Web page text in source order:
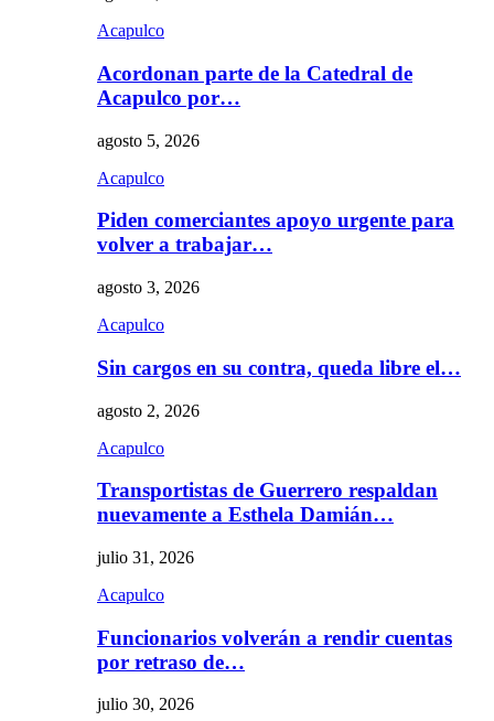
Acapulco
Acordonan parte de la Catedral de
Acapulco por…
agosto 5, 2026
Acapulco
Piden comerciantes apoyo urgente para
volver a trabajar…
agosto 3, 2026
Acapulco
Sin cargos en su contra, queda libre el…
agosto 2, 2026
Acapulco
Transportistas de Guerrero respaldan
nuevamente a Esthela Damián…
julio 31, 2026
Acapulco
Funcionarios volverán a rendir cuentas
por retraso de…
julio 30, 2026